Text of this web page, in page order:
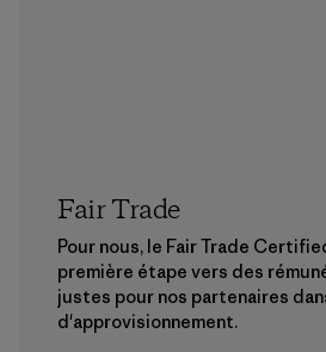
Fair Trade
Pour nous, le Fair Trade
première étape vers des
justes pour nos partenaires
d'approvisionnement.